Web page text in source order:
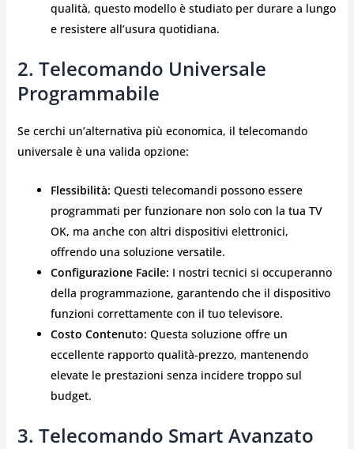
qualità, questo modello è studiato per durare a lungo
e resistere all’usura quotidiana.
2. Telecomando Universale
Programmabile
Se cerchi un’alternativa più economica, il telecomando
universale è una valida opzione:
Flessibilità: Questi telecomandi possono essere
programmati per funzionare non solo con la tua TV
OK, ma anche con altri dispositivi elettronici,
offrendo una soluzione versatile.
Configurazione Facile: I nostri tecnici si occuperanno
della programmazione, garantendo che il dispositivo
funzioni correttamente con il tuo televisore.
Costo Contenuto: Questa soluzione offre un
eccellente rapporto qualità-prezzo, mantenendo
elevate le prestazioni senza incidere troppo sul
budget.
3. Telecomando Smart Avanzato